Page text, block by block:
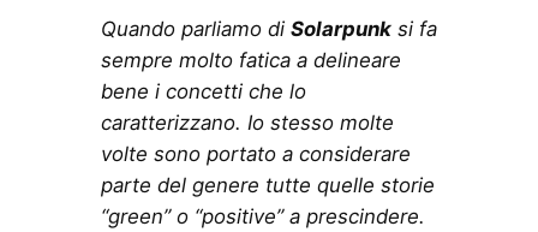
Quando parliamo di Solarpunksi fa
sempre molto fatica a delineare
bene i concetti che lo
caratterizzano. Io stesso molte
volte sono portato a considerare
parte del genere tutte quelle storie
“green” o “positive” a prescindere.